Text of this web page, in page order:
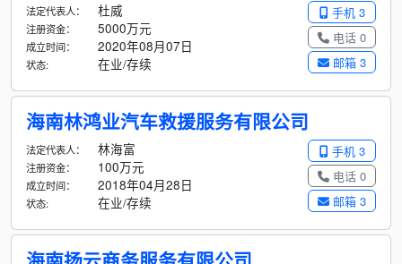
手机 3
电话 0
邮箱 3
法定代表人： 杜威
注册资金： 5000万元
成立时间： 2020年08月07日
状态: 在业/存续
海南林鸿业汽车救援服务有限公司
手机 3
电话 0
邮箱 3
法定代表人： 林海富
注册资金： 100万元
成立时间： 2018年04月28日
状态: 在业/存续